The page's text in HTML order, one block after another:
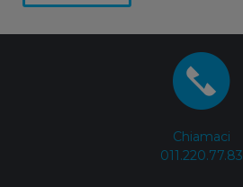
Chiamaci
011.220.77.83